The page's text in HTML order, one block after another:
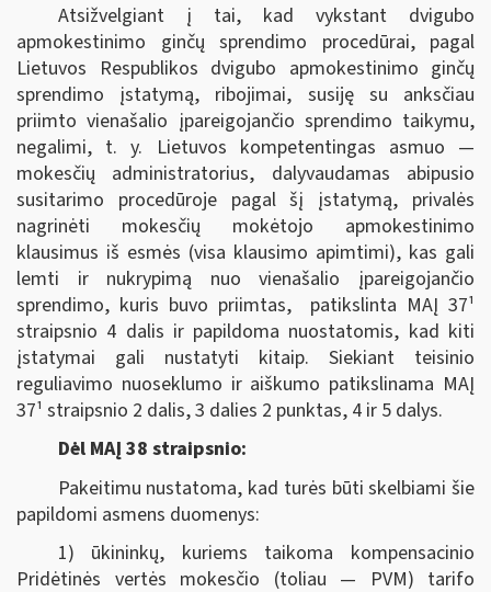
Atsižvelgiant į tai, kad vykstant dvigubo
apmokestinimo ginčų sprendimo procedūrai, pagal
Lietuvos Respublikos dvigubo apmokestinimo ginčų
sprendimo įstatymą, ribojimai, susiję su anksčiau
priimto vienašalio įpareigojančio sprendimo taikymu,
negalimi, t. y. Lietuvos kompetentingas asmuo —
mokesčių administratorius, dalyvaudamas abipusio
susitarimo procedūroje pagal šį įstatymą, privalės
nagrinėti mokesčių mokėtojo apmokestinimo
klausimus iš esmės (visa klausimo apimtimi), kas gali
lemti ir nukrypimą nuo vienašalio įpareigojančio
sprendimo, kuris buvo priimtas, patikslinta MAĮ 37¹
straipsnio 4 dalis ir papildoma nuostatomis, kad kiti
įstatymai gali nustatyti kitaip. Siekiant teisinio
reguliavimo nuoseklumo ir aiškumo patikslinama MAĮ
37¹ straipsnio 2 dalis, 3 dalies 2 punktas, 4 ir 5 dalys.
Dėl MAĮ 38 straipsnio:
Pakeitimu nustatoma, kad turės būti skelbiami šie
papildomi asmens duomenys:
1) ūkininkų, kuriems taikoma kompensacinio
Pridėtinės vertės mokesčio (toliau — PVM) tarifo